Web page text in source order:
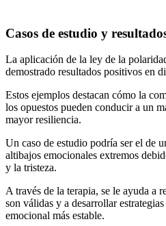
Casos de estudio y
La aplicación de la ley de la
demostrado resultados positivos en
Estos ejemplos destacan cómo la
los opuestos pueden conducir a un
mayor resiliencia.
Un caso de estudio podría ser el de
altibajos emocionales extremos
y la tristeza.
A través de la terapia, se le ayuda a
son válidas y a desarrollar
emocional más estable.